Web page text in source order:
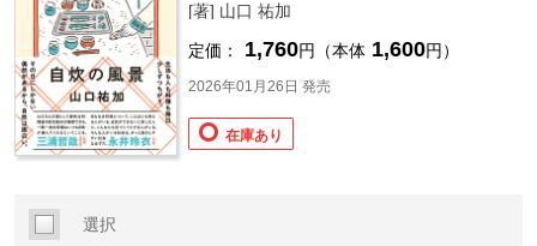
[著] 山口 祐加
定価： 1,760円（本体 1,600円）
2026年01月26日 発売
在庫あり
選択